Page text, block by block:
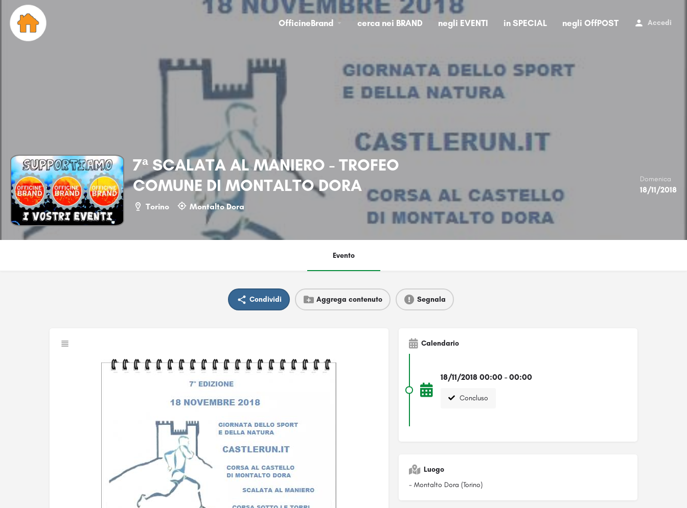
OfficineBrand cerca nei BRAND negli EVENTI in SPECIAL negli OffPOST Accedi
7ª SCALATA AL MANIERO - TROFEO
COMUNE DI MONTALTO DORA
Torino Montalto Dora
Domenica
18/11/2018
Evento
Condividi Aggrega contenuto Segnala
Calendario
18/11/2018 00:00 - 00:00
Concluso
Luogo
- Montalto Dora (Torino)